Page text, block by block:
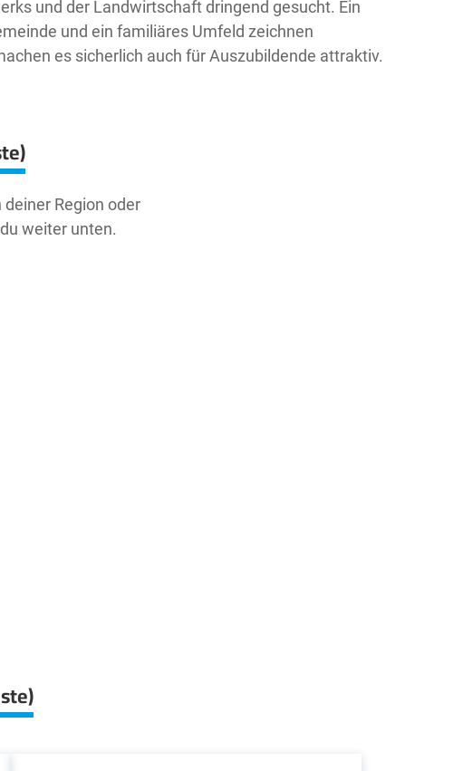
und der Landwirtschaft dringend gesucht. Ein
und ein familiäres Umfeld zeichnen
es sicherlich auch für Auszubildende attraktiv.
Region oder
weiter unten.